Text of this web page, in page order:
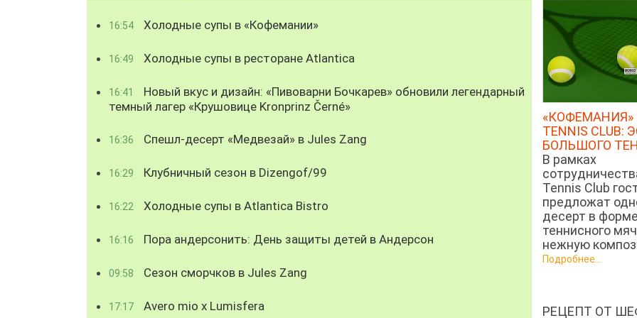
16:54 Холодные супы в «Кофемании»
16:49 Холодные супы в ресторане Atlantica
16:41
Новый вкус и дизайн: «Пивоварни Бочкарев» обновили легендарный
темный лагер «Крушовице Kronprinz Černé»
16:36 Спешл-десерт «Медвезай» в Jules Zang
16:29 Клубничный сезон в Dizengof/99
16:22 Холодные супы в Atlantica Bistro
16:16 Пора андерсонить: День защиты детей в Андерсон
09:58 Сезон сморчков в Jules Zang
17:17 Avero mio x Lumisfera
«КОФЕМАНИЯ»
TENNIS CLUB:
БОЛЬШОГО
В рамках
Tennis Club
предложат
десерт в форме
теннисного
нежную
Подробнее...
РЕЦЕПТ ОТ